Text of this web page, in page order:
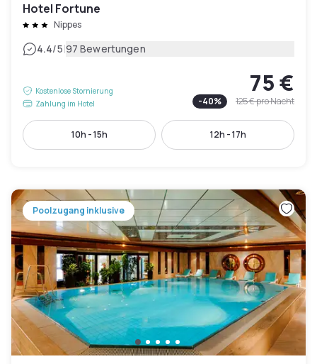
Hotel Fortune
Nippes
4.4/5|97 Bewertungen
Kostenlose Stornierung
Zahlung im Hotel
75 €
-40% 125 €pro Nacht
10h - 15h 12h - 17h
Poolzugang inklusive